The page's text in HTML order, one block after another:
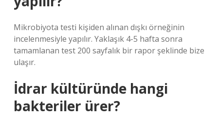
Mikrobiyota testi kişiden alınan dışkı örneğinin
incelenmesiyle yapılır. Yaklaşık 4-5 hafta sonra
tamamlanan test 200 sayfalık bir rapor şeklinde bize
ulaşır.
İdrar kültüründe hangi
bakteriler ürer?